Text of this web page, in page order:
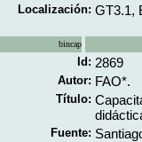
Localización: GT3.1,
bincap
Id: 2869
Autor: FAO*.
Título:
Fuente: